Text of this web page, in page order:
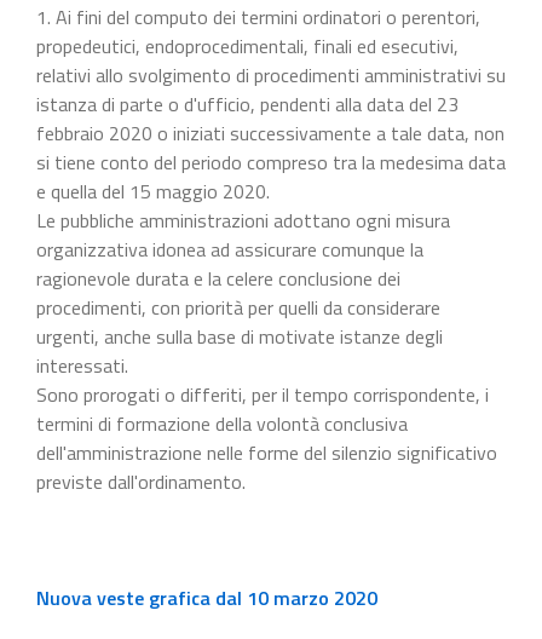
1. Ai fini del computo dei termini ordinatori o perentori,
propedeutici, endoprocedimentali, finali ed esecutivi,
relativi allo svolgimento di procedimenti amministrativi su
istanza di parte o d'ufficio, pendenti alla data del 23
febbraio 2020 o iniziati successivamente a tale data, non
si tiene conto del periodo compreso tra la medesima data
e quella del 15 maggio 2020.
Le pubbliche amministrazioni adottano ogni misura
organizzativa idonea ad assicurare comunque la
ragionevole durata e la celere conclusione dei
procedimenti, con priorità per quelli da considerare
urgenti, anche sulla base di motivate istanze degli
interessati.
Sono prorogati o differiti, per il tempo corrispondente, i
termini di formazione della volontà conclusiva
dell'amministrazione nelle forme del silenzio significativo
previste dall'ordinamento.
Nuova veste grafica dal 10 marzo 2020